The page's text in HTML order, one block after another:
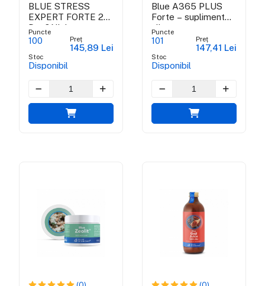
BLUE STRESS
EXPERT FORTE 24
Day&Night -
supliment antistress
100% natural
Puncte
100
Stoc
Disponibil
Preț
145,89 Lei
Blue A365 PLUS
Forte – supliment
alimentar
antioxidant
Puncte
101
Stoc
Disponibil
Preț
147,41 Lei